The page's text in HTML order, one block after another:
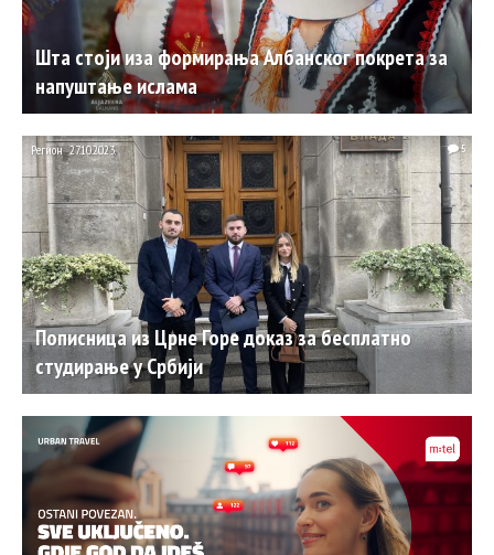
Шта стоји иза формирања Албанског покрета за
напуштање ислама
Пописница из Црне Горе доказ за бесплатно
студирање у Србији
Регион 27.10.2023. 5